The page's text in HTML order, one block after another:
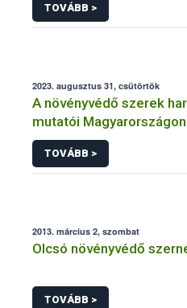
TOVÁBB >
2023. augusztus 31, csütörtök
A növényvédő szerek
mutatói
TOVÁBB >
2013. március 2, szombat
Olcsó növényvédő
TOVÁBB >